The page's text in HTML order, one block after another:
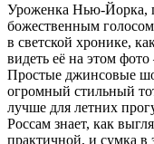
Уроженка Нью-Йорка,
божественным
в светской хронике,
видеть её на этом
Простые джинсовые
огромный стильный
лучше для летних
Россам знает, как
практичной, и сумка в